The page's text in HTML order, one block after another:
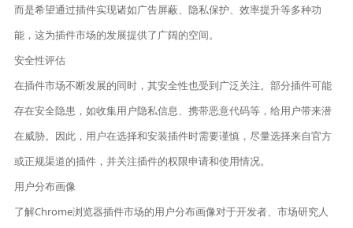
而是希望通过插件实现诸如广告屏蔽、隐私保护、效率提升等多种功
能，这为插件市场的发展提供了广阔的空间。
安全性评估
在插件市场不断发展的同时，其安全性也受到广泛关注。部分插件可能
存在安全隐患，如收集用户隐私信息、携带恶意代码等，给用户带来潜
在威胁。因此，用户在选择和安装插件时需要谨慎，尽量选择来自官方
或正规渠道的插件，并关注插件的权限申请和使用情况。
用户分布画像
了解Chrome浏览器插件市场的用户分布画像对于开发者、市场研究人